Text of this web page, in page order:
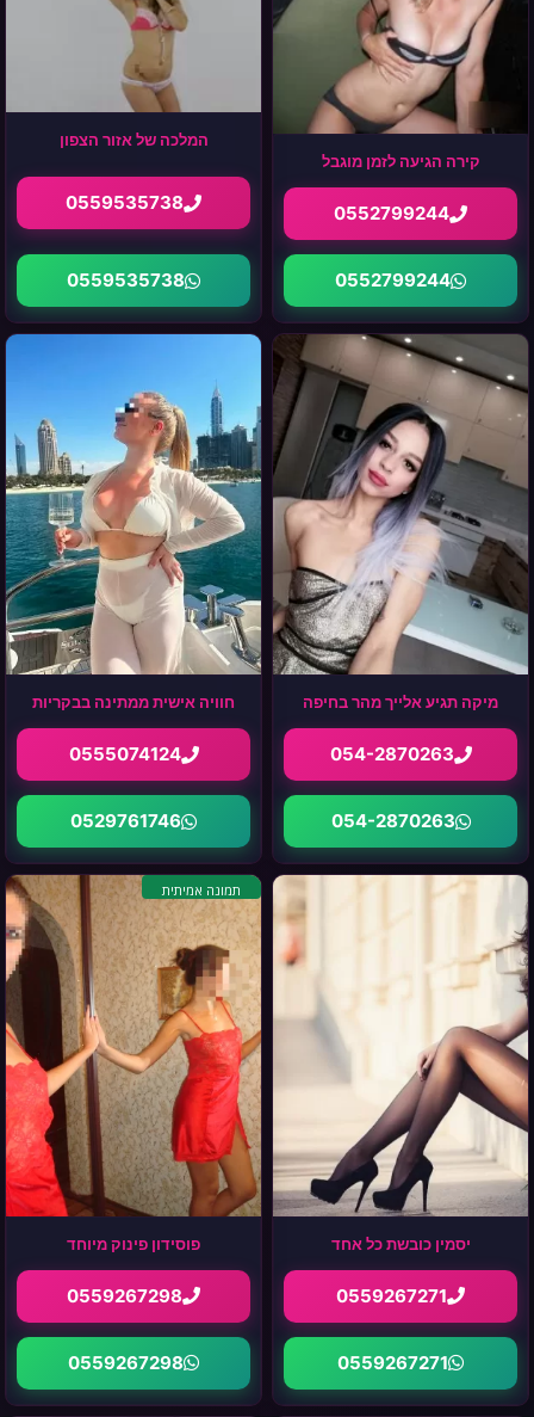
קירה הגיעה לזמן מוגבל
0552799244
0552799244
המלכה של אזור הצפון
0559535738
0559535738
מיקה תגיע אלייך מהר בחיפה
054-2870263
054-2870263
חוויה אישית ממתינה בבקריות
0555074124
0529761746
יסמין כובשת כל אחד
0559267271
0559267271
תמונה אמיתית
פוסידון פינוק מיוחד
0559267298
0559267298